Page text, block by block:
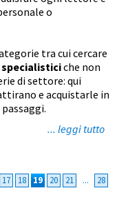
o
tra cui cercare
specialisticiche non
di settore: qui
e acquistarle in
... leggi tutto
17 18 19 20 21 ... 28